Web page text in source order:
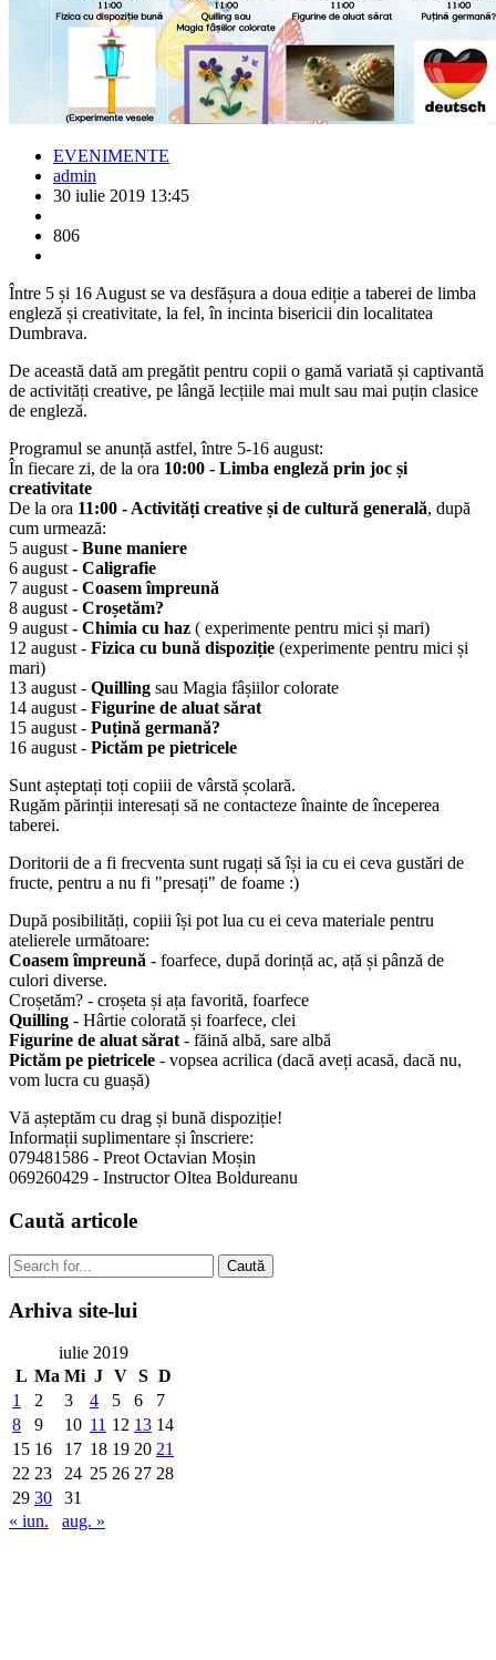
EVENIMENTE
admin
30 iulie 2019 13:45
806
Între 5 și 16 August se va desfășura a doua ediție a taberei de limba
engleză și creativitate, la fel, în incinta bisericii din localitatea
Dumbrava.
De această dată am pregătit pentru copii o gamă variată și captivantă
de activități creative, pe lângă lecțiile mai mult sau mai puțin clasice
de engleză.
Programul se anunță astfel, între 5-16 august:
În fiecare zi, de la ora 10:00 - Limba engleză prin joc și
creativitate
De la ora 11:00 - Activități creative și de cultură generală, după
cum urmează:
5 august- Bune maniere
6 august- Caligrafie
7 august- Coasem împreună
8 august- Croșetăm?
9 august- Chimia cu haz ( experimente pentru mici și mari)
12 august - Fizica cu bună dispoziție (experimente pentru mici și
mari)
13 august - Quilling sau Magia fâșiilor colorate
14 august - Figurine de aluat sărat
15 august - Puțină germană?
16 august - Pictăm pe pietricele
Sunt așteptați toți copiii de vârstă școlară.
Rugăm părinții interesați să ne contacteze înainte de începerea
taberei.
Doritorii de a fi frecventa sunt rugați să își ia cu ei ceva gustări de
fructe, pentru a nu fi "presați" de foame :)
După posibilități, copiii își pot lua cu ei ceva materiale pentru
atelierele următoare:
Coasem împreună - foarfece, după dorință ac, ață și pânză de
culori diverse.
Croșetăm? - croșeta și ața favorită, foarfece
Quilling - Hârtie colorată și foarfece, clei
Figurine de aluat sărat- făină albă, sare albă
Pictăm pe pietricele - vopsea acrilica (dacă aveți acasă, dacă nu,
vom lucra cu guașă)
Vă așteptăm cu drag și bună dispoziție!
Informații suplimentare și înscriere:
079481586 - Preot Octavian Moșin
069260429 - Instructor Oltea Boldureanu
Caută articole
Caută
Arhiva site-lui
iulie 2019
L Ma Mi J V S D
1
2 3 4 5 6
7
8
9 10 11 12 13 14
15 16 17 18 19 20 21
22 23 24 25 26 27 28
29 30
31
« iun.
aug. »